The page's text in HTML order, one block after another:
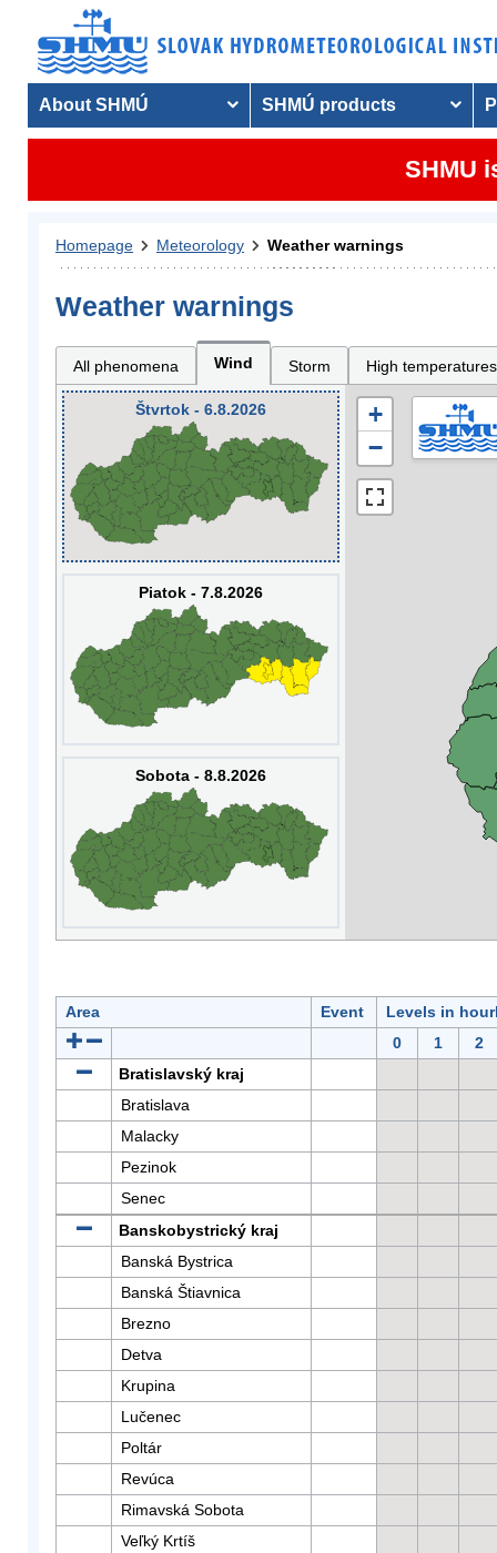
About SHMÚ SHMÚ products
SHMU
Homepage Meteorology Weather warnings
Weather warnings
All phenomena Wind Storm High temperatures
Štvrtok - 6.8.2026
Piatok - 7.8.2026
Sobota - 8.8.2026
+
−
Area Event
Levels in
0
1
2
Bratislavský kraj
Bratislava
Malacky
Pezinok
Senec
Banskobystrický kraj
Banská Bystrica
Banská Štiavnica
Brezno
Detva
Krupina
Lučenec
Poltár
Revúca
Rimavská Sobota
Veľký Krtíš